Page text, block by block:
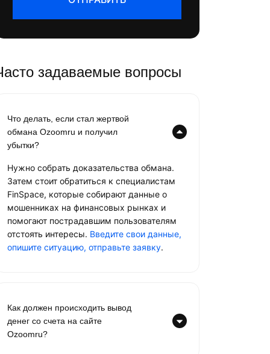
задаваемые вопросы
Что делать, если стал жертвой
обмана Ozoomru и получил
убытки?
Нужно собрать доказательства обмана.
Затем стоит обратиться к специалистам
FinSpace, которые собирают данные о
мошенниках на финансовых рынках и
помогают пострадавшим пользователям
отстоять интересы. Введите свои данные,
опишите ситуацию, отправьте заявку.
Как должен происходить вывод
денег со счета на сайте
Ozoomru?